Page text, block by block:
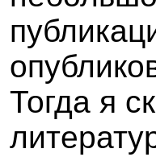
Тогда я